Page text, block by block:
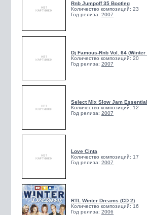
Rnb Jumpoff 35 Bootleg
Количество композиций: 23
Год релиза: 2007
Dj Famous-Rnb Vol. 64
Количество композиций: 20
Год релиза: 2007
Select Mix Slow Jam
Количество композиций: 12
Год релиза: 2007
Love Cinta
Количество композиций: 17
Год релиза: 2007
RTL Winter Dreams (CD 2)
Количество композиций: 16
Год релиза: 2006